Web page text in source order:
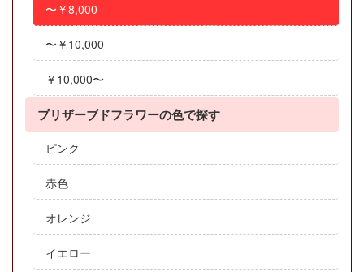
〜￥8,000
〜￥10,000
￥10,000〜
プリザーブドフラワーの色で探す
ピンク
赤色
オレンジ
イエロー